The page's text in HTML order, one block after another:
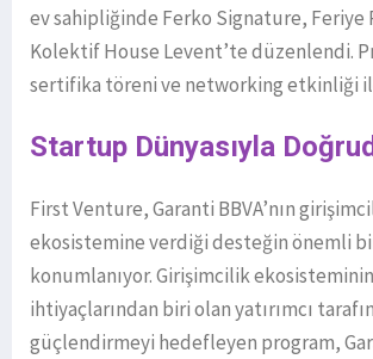
ev sahipliğinde Ferko Signature, Feriye
Kolektif House Levent’te düzenlendi.
sertifika töreni ve networking etkinliği
Startup Dünyasıyla
First Venture, Garanti BBVA’nın
ekosistemine verdiği desteğin önemli
konumlanıyor. Girişimcilik
ihtiyaçlarından biri olan yatırımcı
güçlendirmeyi hedefleyen program,